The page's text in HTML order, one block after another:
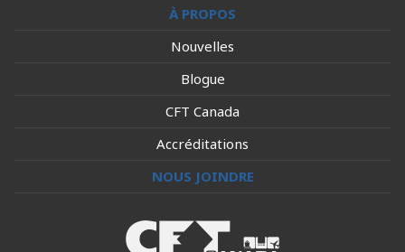
À PROPOS
Nouvelles
Blogue
CFT Canada
Accréditations
NOUS JOINDRE